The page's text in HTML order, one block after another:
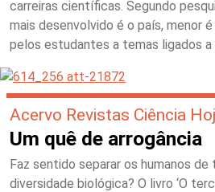
carreiras científicas. Segundo
mais desenvolvido é o país, menor
pelos estudantes a temas ligados
Acervo Revistas Ciência
Um quê de arrogância
Faz sentido separar os humanos
diversidade biológica? O livro ‘O